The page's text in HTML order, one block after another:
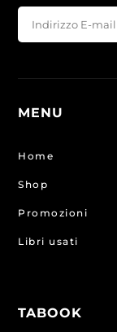
MENU
Home
Shop
Promozioni
Libri usati
TABOOK